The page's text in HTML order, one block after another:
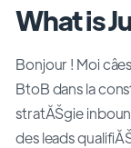
What is
Bonjour ! Moi
BtoB dans la
stratĂŠgie
des leads